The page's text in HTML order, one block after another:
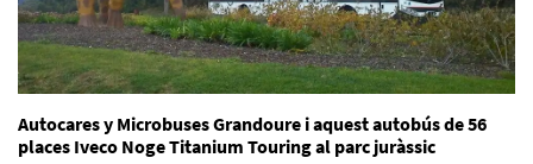
Autocares y Microbuses Grandoure i aquest autobús de 56
places Iveco Noge Titanium Touring al parc juràssic